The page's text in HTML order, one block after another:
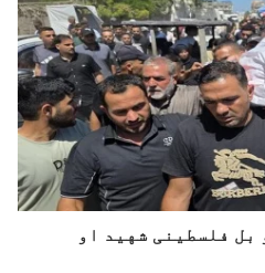
بل فلسطینی شهید او